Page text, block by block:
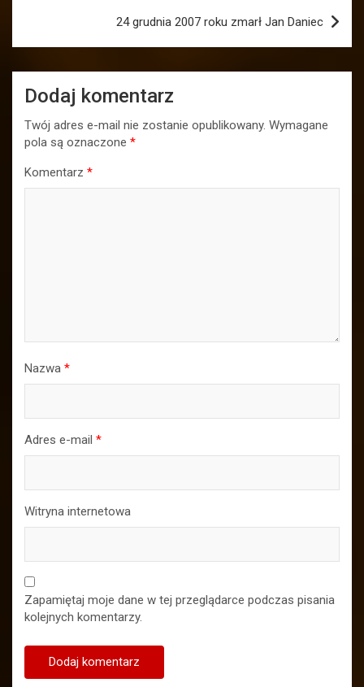
24 grudnia 2007 roku zmarł Jan Daniec
Dodaj komentarz
Twój adres e-mail nie zostanie opublikowany. Wymagane
pola są oznaczone *
Komentarz *
Nazwa *
Adres e-mail *
Witryna internetowa
Zapamiętaj moje dane w tej przeglądarce podczas pisania
kolejnych komentarzy.